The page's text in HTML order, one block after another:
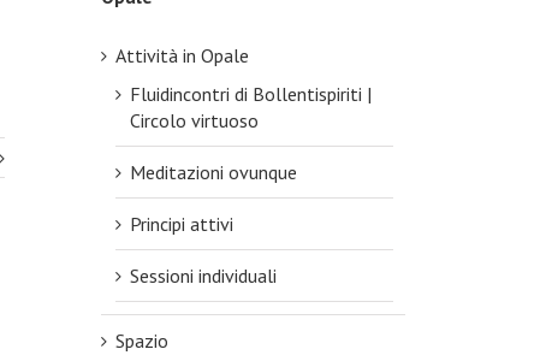
Attività in Opale
Fluidincontri di Bollentispiriti |
Circolo virtuoso
Meditazioni ovunque
Principi attivi
Sessioni individuali
Spazio